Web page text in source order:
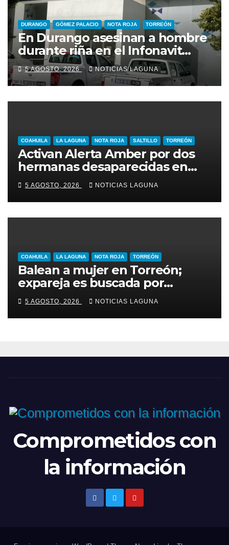
DURANGO GÓMEZ PALACIO NOTA ROJA TORREÓN
En Durango asesinan a hombre
durante riña en el Infonavit
Guadalupe Victoria
5 AGOSTO, 2026 NOTICIAS LAGUNA
COAHUILA LA LAGUNA NOTA ROJA SALTILLO TORREÓN
Activan Alerta Amber por dos
hermanas desaparecidas en
Torreón
5 AGOSTO, 2026 NOTICIAS LAGUNA
COAHUILA LA LAGUNA NOTA ROJA TORREÓN
Balean a mujer en Torreón;
expareja es buscada por
presunto intento de feminicidio
5 AGOSTO, 2026 NOTICIAS LAGUNA
Comprometidos con
la información